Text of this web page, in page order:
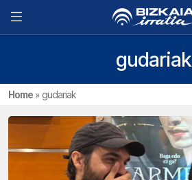
gudariak
Home » gudariak